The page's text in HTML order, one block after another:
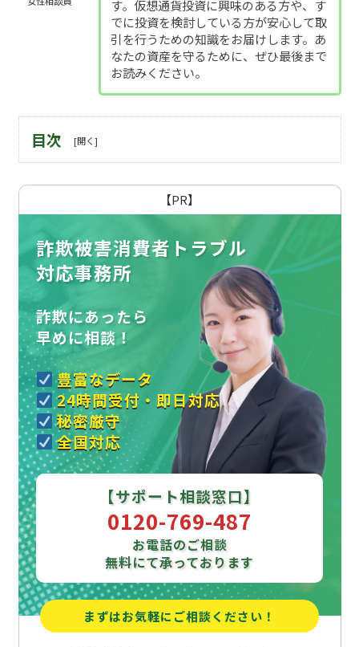
す。仮想通貨投資に興味のある方や、す
でに投資を検討している方が安心して取
引を行うための知識をお届けします。あ
なたの資産を守るために、ぜひ最後まで
お読みください。
目次
【PR】
詐欺被害消費者トラブル
対応事務所
詐欺にあったら
早めに相談！
豊富なデータ
24時間受付・即日対応
秘密厳守
全国対応
【サポート相談窓口】
0120-769-487
お電話のご相談
無料にて承っております
まずはお気軽にご相談ください！